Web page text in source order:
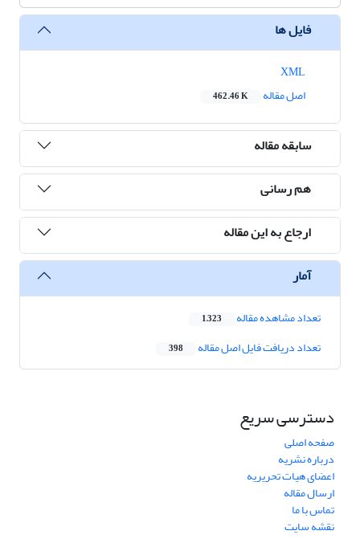
فایل ها
اصل مقاله
462.46 K
سابقه مقاله
هم رسانی
ارجاع به این مقاله
آمار
تعداد مشاهده مقاله 1,323
تعداد دریافت فایل اصل مقاله 398
دسترسی سریع
صفحه اصلی
درباره نشریه
اعضای هیات تحریریه
ارسال مقاله
تماس با ما
نقشه سایت